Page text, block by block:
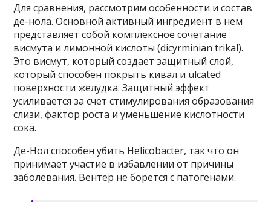
Для сравнения, рассмотрим особенности и состав
де-нола. Основной активный ингредиент в нем
представляет собой комплексное сочетание
висмута и лимонной кислоты (dicyrminian trikal).
Это висмут, который создает защитный слой,
который способен покрыть кивал и ulcated
поверхности желудка. Защитный эффект
усиливается за счет стимулирования образования
слизи, фактор роста и уменьшение кислотности
сока.
Де-Нол способен убить Helicobacter, так что он
принимает участие в избавлении от причины
заболевания. Вентер не борется с патогенами.